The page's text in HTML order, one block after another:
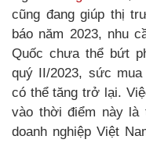
cũng đang giúp thị
báo năm 2023, nhu
Quốc chưa thể bứt
quý II/2023, sức
có thể tăng trở lại.
vào thời điểm này là
doanh nghiệp Việt